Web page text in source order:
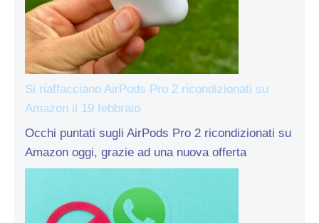
Si riaffacciano AirPods Pro 2 ricondizionati su
Amazon il 19 febbraio
Occhi puntati sugli AirPods Pro 2 ricondizionati su
Amazon oggi, grazie ad una nuova offerta